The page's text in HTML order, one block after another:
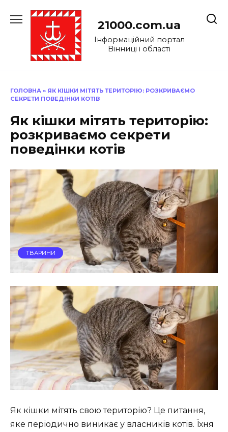
до
21000.com.ua
Інформаційний портал
Вінниці і області
ГОЛОВНА » ЯК КІШКИ МІТЯТЬ ТЕРИТОРІЮ: РОЗКРИВАЄМО
СЕКРЕТИ ПОВЕДІНКИ КОТІВ
Як кішки мітять територію:
розкриваємо секрети
поведінки котів
ТВАРИНИ
Як кішки мітять свою територію? Це питання,
яке періодично виникає у власників котів. Їхня